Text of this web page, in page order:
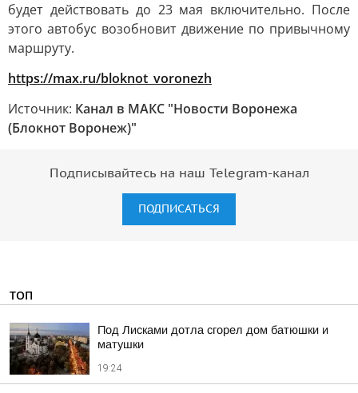
будет действовать до 23 мая включительно. После
этого автобус возобновит движение по привычному
маршруту.
https://max.ru/bloknot_voronezh
Источник: Канал в МАКС "Новости Воронежа
(Блокнот Воронеж)"
Подписывайтесь на наш Telegram-канал
ПОДПИСАТЬСЯ
ТОП
Под Лисками дотла сгорел дом батюшки и
матушки
19:24